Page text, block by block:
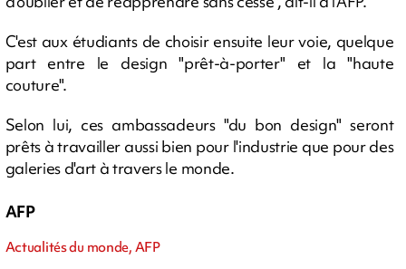
C'est aux étudiants de choisir ensuite leur voie, quelque
part entre le design "prêt-à-porter" et la "haute
couture".
Selon lui, ces ambassadeurs "du bon design" seront
prêts à travailler aussi bien pour l'industrie que pour des
galeries d'art à travers le monde.
AFP
Actualités du monde, AFP